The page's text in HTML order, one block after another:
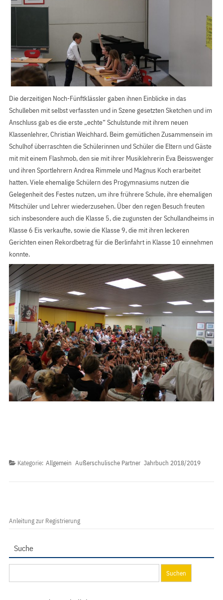
Die derzeitigen Noch-Fünftklässler gaben ihnen Einblicke in das
Schulleben mit selbst verfassten und in Szene gesetzten Sketchen und im
Anschluss gab es die erste „echte“ Schulstunde mit ihrem neuen
Klassenlehrer, Christian Weichhard. Beim gemütlichen Zusammensein im
Schulhof überraschten die Schülerinnen und Schüler die Eltern und Gäste
mit mit einem Flashmob, den sie mit ihrer Musiklehrerin Eva Beisswenger
und ihren Sportlehrern Andrea Rimmele und Magnus Koch erarbeitet
hatten. Viele ehemalige Schülern des Progymnasiums nutzen die
Gelegenheit des Festes nutzen, um ihre frührere Schule, ihre ehemaligen
Mitschüler und Lehrer wiederzusehen. Über den regen Besuch freuten
sich insbesondere auch die Klasse 5, die zugunsten der Schullandheims in
Klasse 6 Eis verkaufte, sowie die Klasse 9, die mit ihren leckeren
Gerichten einen Rekordbetrag für die Berlinfahrt in Klasse 10 einnehmen
konnte.
Kategorie: Allgemein Außerschulische Partner Jahrbuch 2018/2019
Anleitung zur Registrierung
Suche
nach: